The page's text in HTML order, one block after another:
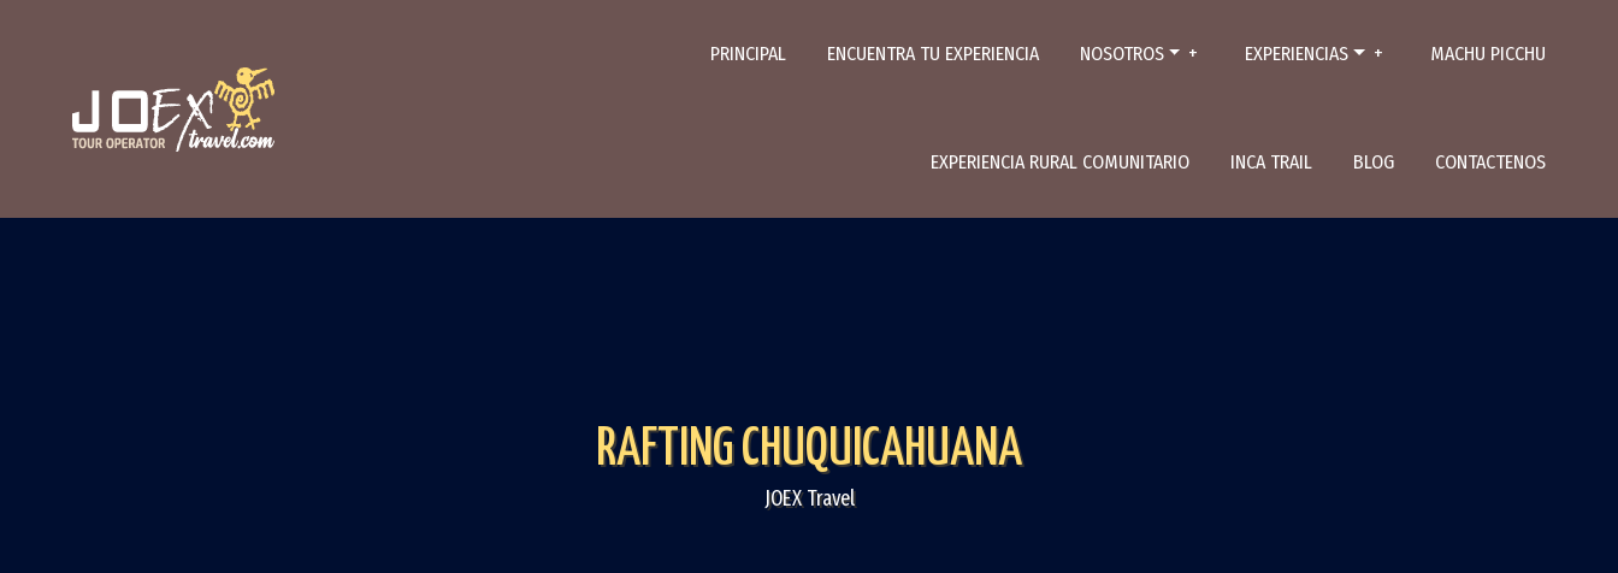
PRINCIPAL ENCUENTRA TU EXPERIENCIA NOSOTROS EXPERIENCIAS MACHU PICCHU
EXPERIENCIA RURAL COMUNITARIO INCA TRAIL BLOG CONTACTENOS
RAFTING CHUQUICAHUANA
JOEX Travel